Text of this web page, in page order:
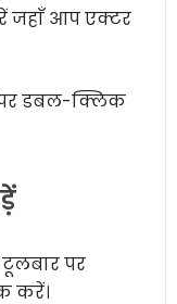
जहाँ आप एक्टर
डबल-क्लिक
पर
करें।